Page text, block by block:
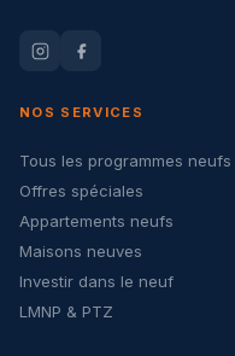
NOS SERVICES
Tous les programmes neufs
Offres spéciales
Appartements neufs
Maisons neuves
Investir dans le neuf
LMNP & PTZ